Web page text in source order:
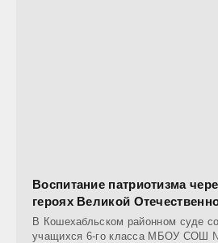
Воспитание патриотизма
героях Великой
В Кошехабльском районном суде
учащихся 6-го класса МБОУ СОШ